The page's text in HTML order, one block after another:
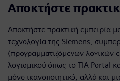
Αποκτήστε
Αποκτήστε πρακτική εμπειρία
τεχνολογία της Siemens,
(προγραμματιζόμενων λογικών
λογισμικού όπως το TIA Portal
μόνο ικανοποιητικό, αλλά και